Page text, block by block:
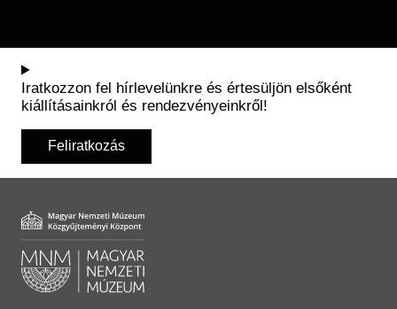
Iratkozzon fel hírlevelünkre és értesüljön elsőként
kiállításainkról és rendezvényeinkről!
Feliratkozás